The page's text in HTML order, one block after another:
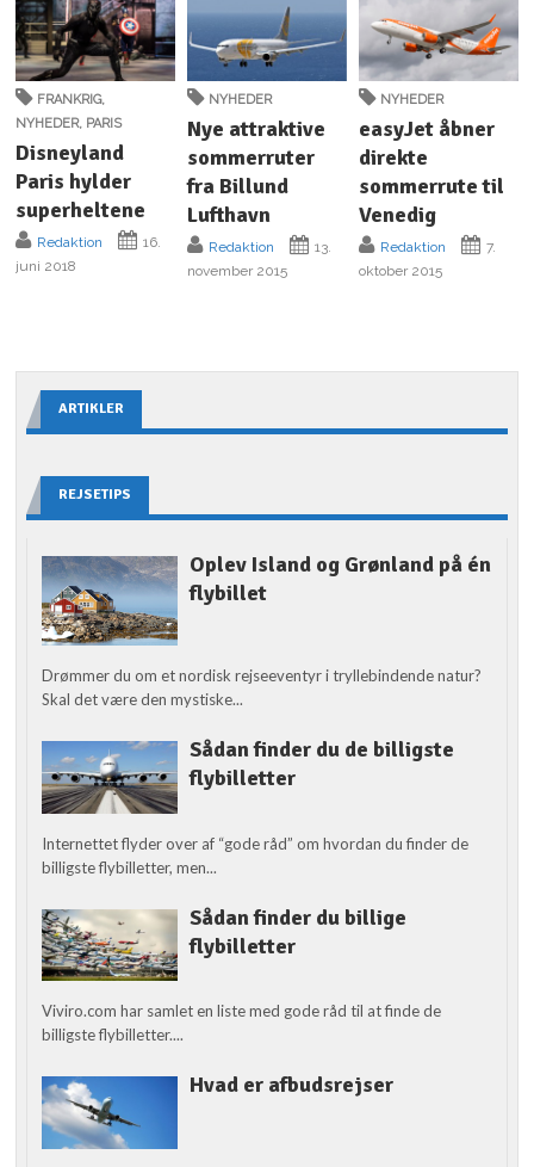
FRANKRIG,
NYHEDER, PARIS
Disneyland
Paris hylder
superheltene
Redaktion
16.
juni 2018
NYHEDER
Nye attraktive
sommerruter
fra Billund
Lufthavn
Redaktion
13.
november 2015
NYHEDER
easyJet åbner
direkte
sommerrute til
Venedig
Redaktion
7.
oktober 2015
ARTIKLER
REJSETIPS
Oplev Island og Grønland på én
flybillet
Drømmer du om et nordisk rejseeventyr i tryllebindende natur?
Skal det være den mystiske...
Sådan finder du de billigste
flybilletter
Internettet flyder over af “gode råd” om hvordan du finder de
billigste flybilletter, men...
Sådan finder du billige
flybilletter
Viviro.com har samlet en liste med gode råd til at finde de
billigste flybilletter....
Hvad er afbudsrejser